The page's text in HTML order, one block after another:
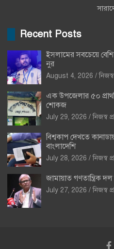
Recent Posts
ইসলামের সবচেয়ে বেশি
নুর
August 4, 2026
এক উপজেলার ৫০
শোকজ
July 29, 2026 নিজস্ব
বিশ্বকাপ দেখতে
বাংলাদেশি
July 28, 2026 নিজস্ব
জামায়াত গণতান্ত্রিক
July 27, 2026 নিজস্ব